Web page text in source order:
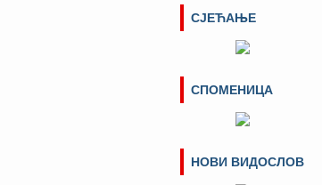
СЈЕЋАЊЕ
СПОМЕНИЦА
НОВИ ВИДОСЛОВ